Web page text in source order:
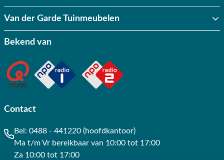
Van der Garde Tuinmeubelen
Bekend van
Contact
Bel: 0488 - 441220 (hoofdkantoor)
Ma t/m Vr bereikbaar van 10:00 tot 17:00
Za 10:00 tot 17:00